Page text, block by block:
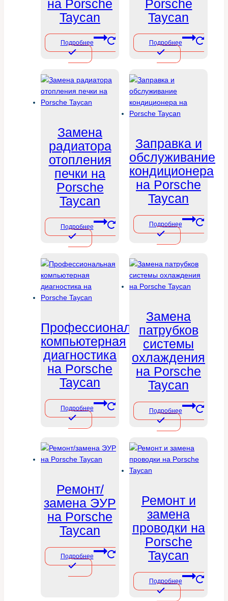
на Porsche
Taycan
Подробнее
Porsche
Taycan
Подробнее
Замена
радиатора
отопления
печки на
Porsche
Taycan
Подробнее
Заправка и
обслуживание
кондиционера
на Porsche
Taycan
Подробнее
Профессиональная
компьютерная
диагностика
на Porsche
Taycan
Подробнее
Замена
патрубков
системы
охлаждения
на Porsche
Taycan
Подробнее
Ремонт/
замена ЭУР
на Porsche
Taycan
Подробнее
Ремонт и
замена
проводки на
Porsche
Taycan
Подробнее